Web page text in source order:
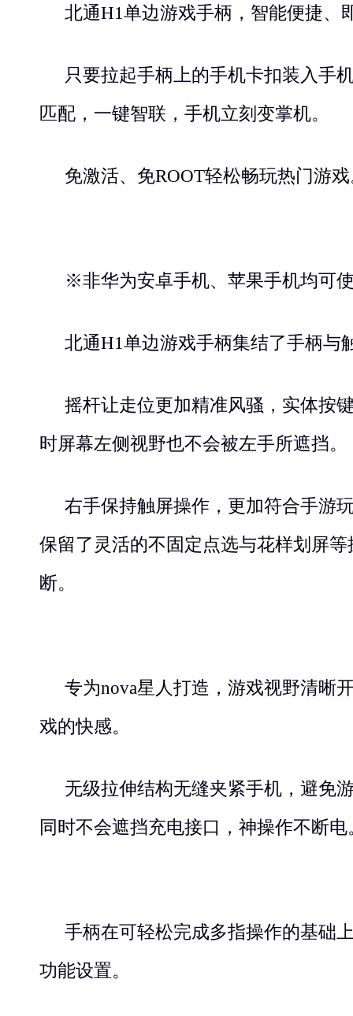
北通H1单边游戏手柄，智能便捷、
只要拉起手柄上的手机卡扣装入手
匹配，一键智联，手机立刻变掌机。
免激活、免ROOT轻松畅玩热门游
※非华为安卓手机、苹果手机均可
北通H1单边游戏手柄集结了手柄与
摇杆让走位更加精准风骚，实体按
时屏幕左侧视野也不会被左手所遮挡。
右手保持触屏操作，更加符合手游
保留了灵活的不固定点选与花样划屏
断。
专为nova星人打造，游戏视野清晰
戏的快感。
无级拉伸结构无缝夹紧手机，避免
同时不会遮挡充电接口，神操作不断电
手柄在可轻松完成多指操作的基础
功能设置。